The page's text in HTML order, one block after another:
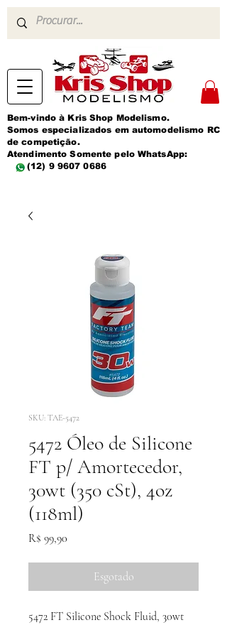
Bem-vindo à Kris Shop Modelismo.
Somos especializados em automodelismo RC
de competição.
Atendimento Somente pelo WhatsApp:
(12) 9 9607 0686
SKU: TAE-5472
5472 Óleo de Silicone
FT p/ Amortecedor,
30wt (350 cSt), 4oz
(118ml)
R$ 99,90
Esgotado
5472 FT Silicone Shock Fluid, 30wt